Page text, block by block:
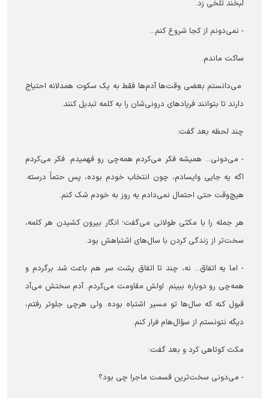
لبخند تلخی زد.
- نمی‌دونم از کجا شروع کنم...
ساکت ماندم.
می‌دانستم بعضی وقت‌ها آدم‌ها فقط به یک سکوت همدلانه احتیاج
دارند تا بتوانند فریادهای درونی‌شان را به کلمه تبدیل کنند.
چند لحظه بعد گفت:
- می‌دونی... همیشه فکر می‌کردم همه‌چی رو فهمیدم. فکر می‌کردم
اگه یه جایی وایسادم، چون انتخاب خودم بوده، پس حتماً درسته.
هیچ‌وقت حتی احتمال نمی‌دادم یه روز به خودم شک کنم.
هر جمله را با مکثی طولانی می‌گفت؛ انگار بیرون کشیدن هر کلمه،
سخت‌تر از زندگی کردن با سال‌های اشتباهش بود.
- اما یه اتفاق... نه، چند تا اتفاق پشت سر هم باعث شد برگردم و
همه‌چی رو دوباره ببینم. اولش مقاومت می‌کردم. آدم سختش می‌آد
قبول کنه که سال‌ها تو مسیر اشتباه بوده. ولی هرچی جلوتر رفتم،
دیگه نتونستم از سؤال‌هام فرار کنم.
مکث کوتاهی کرد و بعد گفت:
- می‌دونی سخت‌ترین قسمت ماجرا چی بود؟